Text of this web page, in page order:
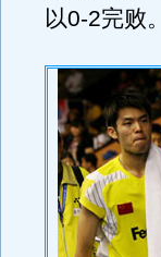
以0-2完败